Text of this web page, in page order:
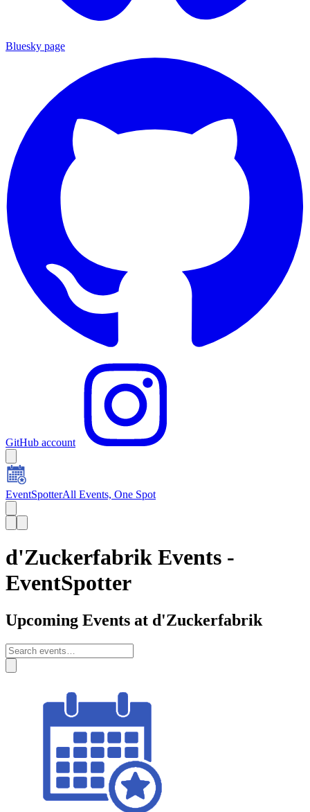
Bluesky page
GitHub account
EventSpotterAll Events, One Spot
d'Zuckerfabrik Events -
EventSpotter
Upcoming Events at d'Zuckerfabrik